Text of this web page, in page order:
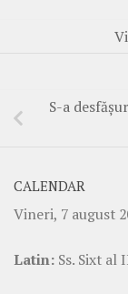
S-a
CALENDAR
Vineri, 7 august
Latin: Ss. Sixt al